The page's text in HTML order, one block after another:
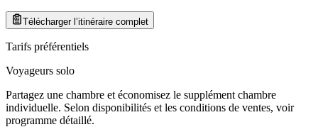
Télécharger l’itinéraire complet
Tarifs préférentiels
Voyageurs solo
Partagez une chambre et économisez le supplément chambre
individuelle. Selon disponibilités et les conditions de ventes, voir
programme détaillé.